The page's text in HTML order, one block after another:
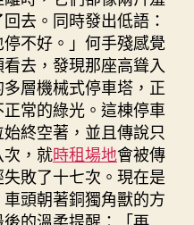
去。同時發出低語：
停不好。」何手殘感覺
去，發現那座高聳入
層機械式停車塔，正
常的綠光。這棟停車
終空著，並且傳說只
，就時租場地會被傳
敗了十七次。現在是
頭朝著銅獨角獸的方
的溫柔提醒：「再